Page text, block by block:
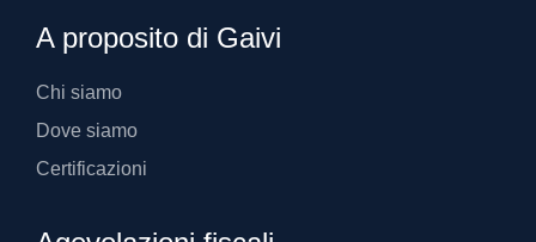
A proposito di Gaivi
Chi siamo
Dove siamo
Certificazioni